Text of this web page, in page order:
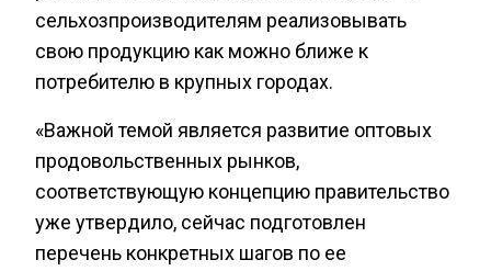
сельхозпроизводителям реализовывать
свою продукцию как можно ближе к
потребителю в крупных городах.
«Важной темой является развитие оптовых
продовольственных рынков,
соответствующую концепцию правительство
уже утвердило, сейчас подготовлен
перечень конкретных шагов по ее